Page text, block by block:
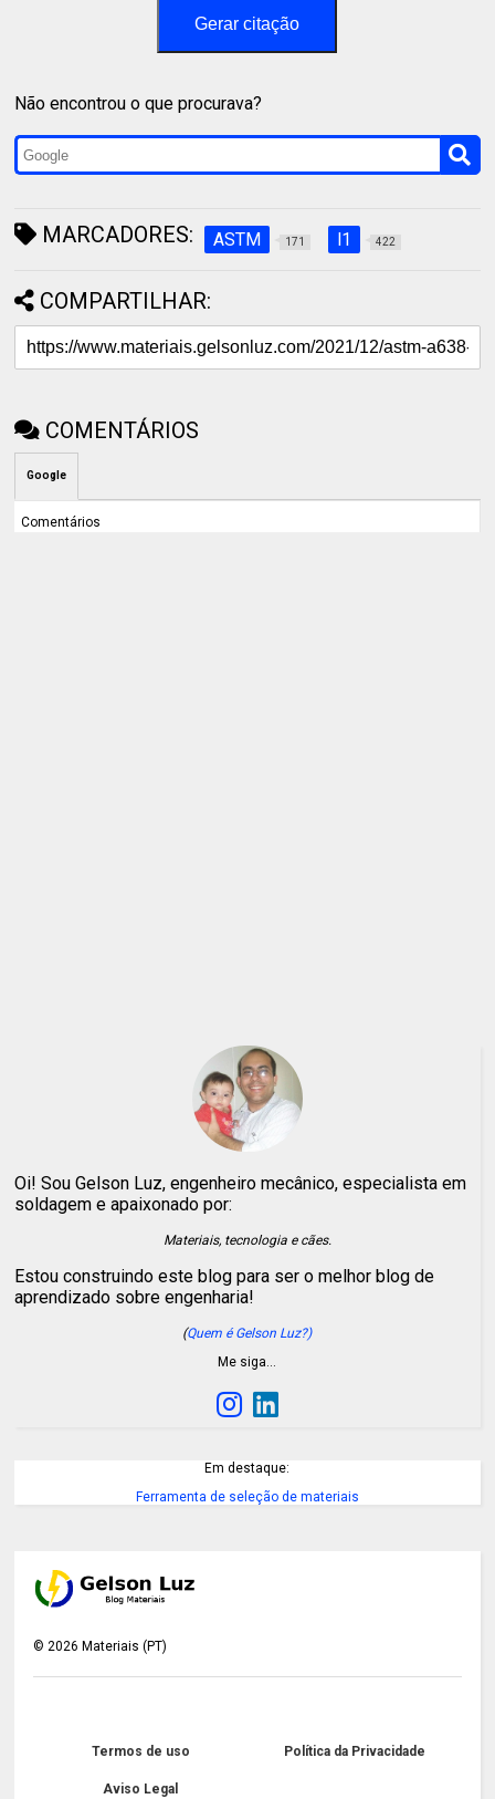
Gerar citação
Não encontrou o que procurava?
MARCADORES: ASTM 171 l1 422
COMPARTILHAR:
COMENTÁRIOS
Google
Comentários
Oi! Sou Gelson Luz, engenheiro mecânico, especialista em
soldagem e apaixonado por:
Materiais, tecnologia e cães.
Estou construindo este blog para ser o melhor blog de
aprendizado sobre engenharia!
(Quem é Gelson Luz?)
Me siga…
Em destaque:
Ferramenta de seleção de materiais
©2026 Materiais (PT)
Termos de uso Política da Privacidade
Aviso Legal